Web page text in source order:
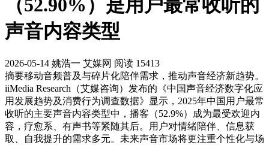
（52.90%）是用户最常收听的
声音内容类型
2026-05-14 姚浩一 艾媒网 阅读 15413
摘要移动音频普及与碎片化陪伴需求，推动声音经济新趋势。
iiMedia Research（艾媒咨询）发布的《中国声音经济数字化应
用发展趋势及消费行为调查数据》显示，2025年中国用户最常
收听的主要声音内容类型中，播客（52.9%）成为最受欢迎内
容，疗愈系、有声书等紧随其后。用户对情绪陪伴、信息获
取、自我提升的需求多元。未来声音市场将更注重个性化与场